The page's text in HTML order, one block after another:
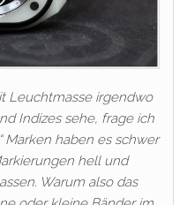
Leuchtmasse irgendwo
Indizes sehe, frage ich
Marken haben es schwer
hell und
Warum also das